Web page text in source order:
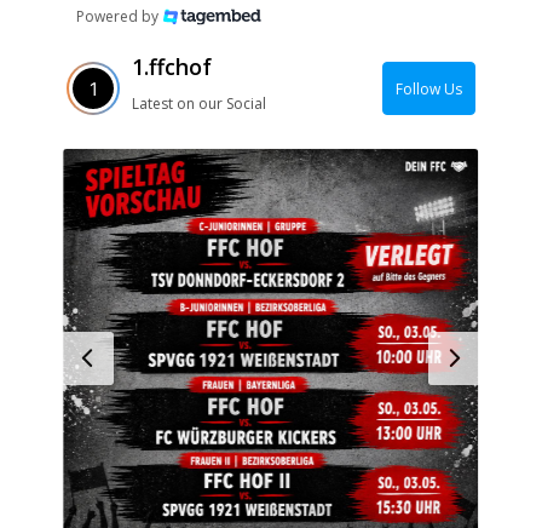
Powered by
1.ffchof
Latest on our Social
Follow Us